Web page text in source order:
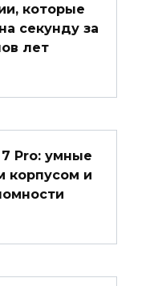
которые
секунду за
лет
Pro: умные
корпусом и